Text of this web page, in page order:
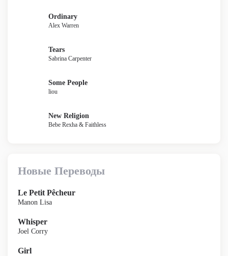
Ordinary
Alex Warren
Tears
Sabrina Carpenter
Some People
liou
New Religion
Bebe Rexha & Faithless
Новые Переводы
Le Petit Pêcheur
Manon Lisa
Whisper
Joel Corry
Girl